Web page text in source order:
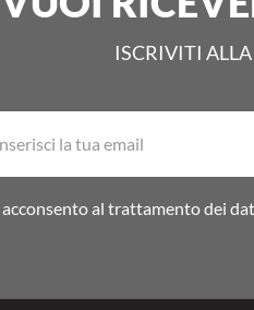
ISCRIVITI
acconsento al trattamento dei